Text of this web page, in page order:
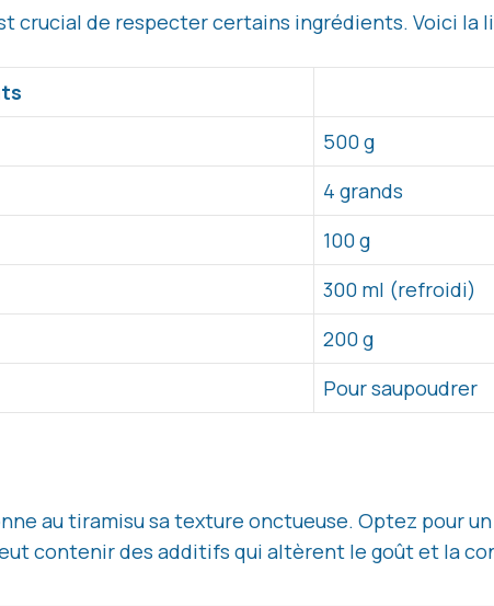
crucial de respecter certains ingrédients. Voici la
500 g
4 grands
100 g
300 ml (refroidi)
200 g
Pour saupoudrer
au tiramisu sa texture onctueuse. Optez pour
contenir des additifs qui altèrent le goût et la